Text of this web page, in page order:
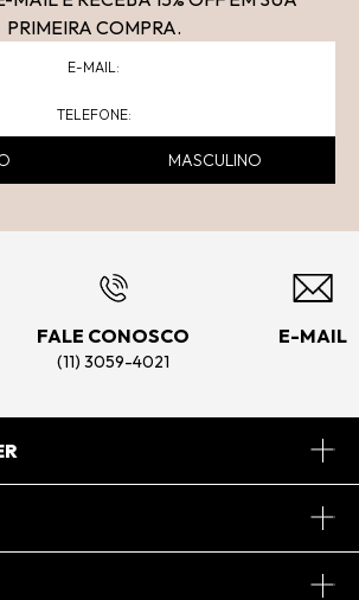
PRIMEIRA COMPRA.
MASCULINO
FALE CONOSCO
(11) 3059-4021
E-MAIL